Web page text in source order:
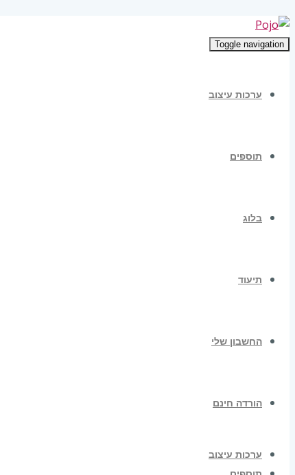
Toggle navigation
ערכות עיצוב
תוספים
בלוג
תיעוד
החשבון שלי
הורדה חינם
ערכות עיצוב